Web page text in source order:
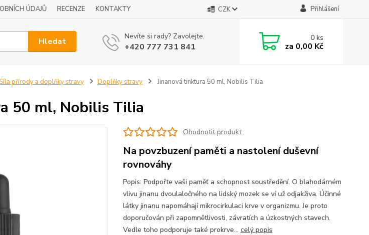
ÚDAJŮ RECENZE KONTAKTY CZK Přihlášení
Hledat Nevíte si rady? Zavolejte.
+420 777 731 841
0ks
za 0,00 Kč
přírody a doplňky stravy Doplňky stravy Jinanová tinktura 50 ml, Nobilis Tilia
50 ml, Nobilis Tilia
Ohodnotit produkt
Na povzbuzení paměti a nastolení duševní
rovnováhy
Popis: Podpořte vaši paměť a schopnost soustředění. O blahodárném
vlivu jinanu dvoulaločného na lidský mozek se ví už odjakživa. Účinné
látky jinanu napomáhají mikrocirkulaci krve v organizmu. Je proto
doporučován při zapomnětlivosti, závratích a úzkostných stavech.
Vedle toho podporuje také prokrve... celý popis